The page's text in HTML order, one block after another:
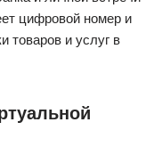
цифровой номер и
товаров и услуг в